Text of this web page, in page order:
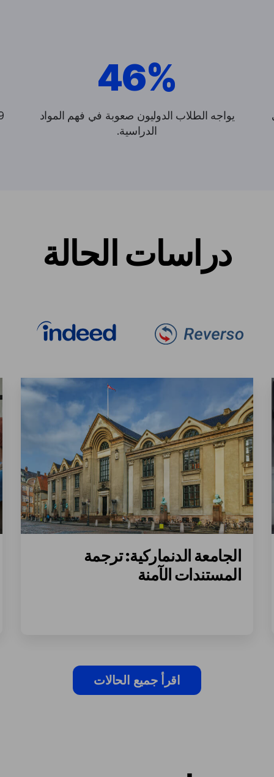
46%
يواجه الطلاب الدوليون صعوبة في فهم المواد
الدراسية.
دراسات الحالة
الجامعة الدنماركية: ترجمة
المستندات الآمنة
اقرأ جميع الحالات